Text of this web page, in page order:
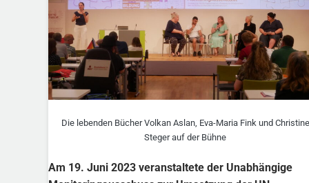
Die lebenden Bücher Volkan Aslan, Eva-Maria Fink und Christine
Steger auf der Bühne
Am 19. Juni 2023 veranstaltete der Unabhängige